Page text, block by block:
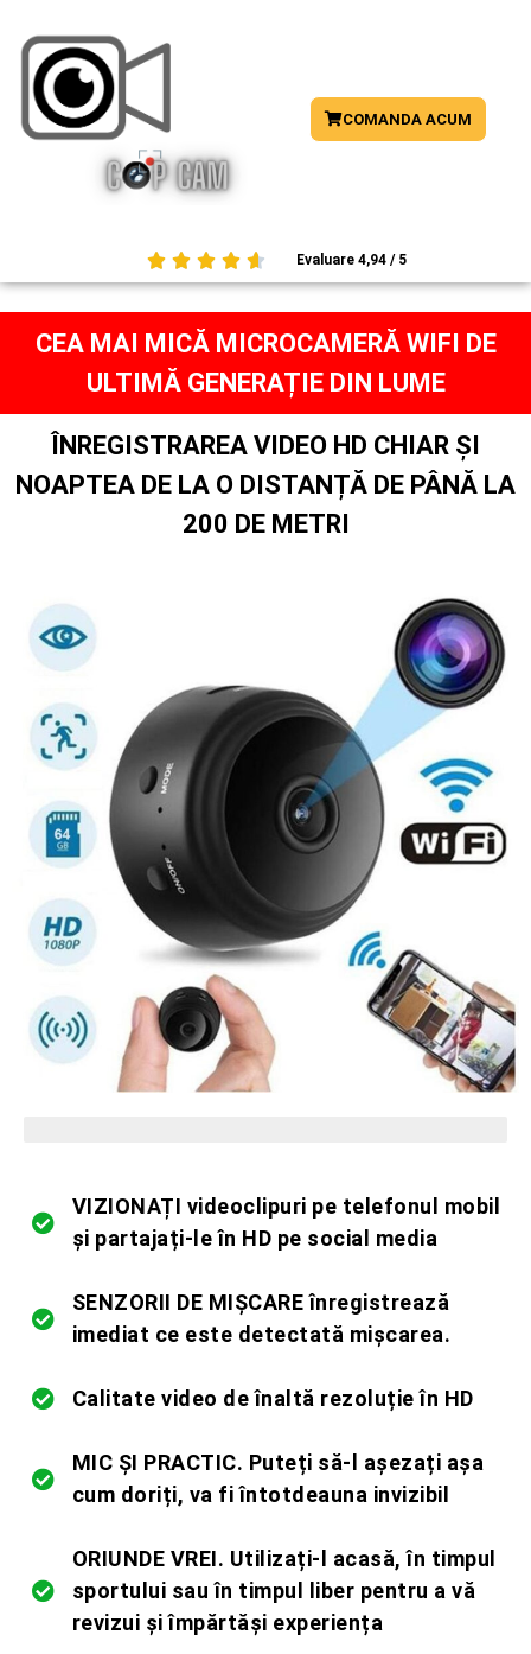
COMANDA ACUM
     Evaluare 4,94 / 5
CEA MAI MICĂ MICROCAMERĂ WIFI DE
ULTIMĂ GENERAȚIE DIN LUME
ÎNREGISTRAREA VIDEO HD CHIAR ȘI
NOAPTEA DE LA O DISTANȚĂ DE PÂNĂ LA
200 DE METRI
VIZIONAȚI videoclipuri pe telefonul mobil
și partajați-le în HD pe social media
SENZORII DE MIȘCARE înregistrează
imediat ce este detectată mișcarea.
Calitate video de înaltă rezoluție în HD
MIC ȘI PRACTIC. Puteți să-l așezați așa
cum doriți, va fi întotdeauna invizibil
ORIUNDE VREI. Utilizați-l acasă, în timpul
sportului sau în timpul liber pentru a vă
revizui și împărtăși experiența